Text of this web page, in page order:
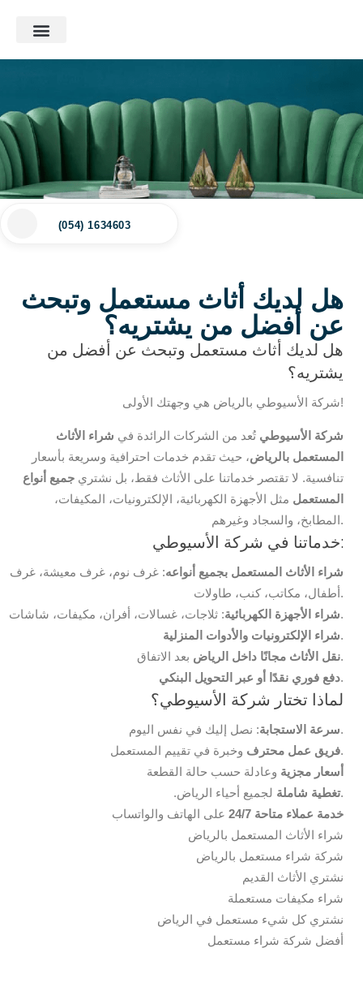
عن أفضل من يشتريه؟
يشتريه؟
شركة الأسيوطي بالرياض هي وجهتك الأولى!
شركة الأسيوطي تُعد من الشركات الرائدة في شراء الأثاث
المستعمل بالرياض، حيث تقدم خدمات احترافية وسريعة بأسعار
تنافسية. لا تقتصر خدماتنا على الأثاث فقط، بل نشتري جميع أنواع
المستعمل مثل الأجهزة الكهربائية، الإلكترونيات، المكيفات،
المطابخ، والسجاد وغيرهم.
خدماتنا في شركة الأسيوطي:
شراء الأثاث المستعمل بجميع أنواعه: غرف نوم، غرف معيشة، غرف
أطفال، مكاتب، كنب، طاولات.
شراء الأجهزة الكهربائية: ثلاجات، غسالات، أفران، مكيفات، شاشات.
شراء الإلكترونيات والأدوات المنزلية.
نقل الأثاث مجانًا داخل الرياضبعد الاتفاق.
دفع فوري نقدًا أو عبر التحويل البنكي.
لماذا تختار شركة الأسيوطي؟
سرعة الاستجابة: نصل إليك في نفس اليوم.
فريق عمل محترفوخبرة في تقييم المستعمل.
أسعار مجزية وعادلة حسب حالة القطعة
.
تغطية شاملةلجميع أحياء الرياض.
خدمة عملاء متاحة 24/7
على الهاتف والواتساب
شراء الأثاث المستعمل بالرياض
شركة شراء مستعمل بالرياض
نشتري الأثاث القديم
شراء مكيفات مستعملة
نشتري كل شيء مستعمل في الرياض
أفضل شركة شراء مستعمل
(054) 1634603